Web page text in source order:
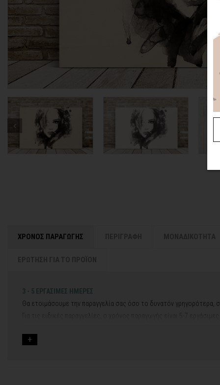
ΧΡΟΝΟΣ ΠΑΡΑΓΩΓΗΣ
3 - 5 ΕΡΓΑΣΙΜΕΣ ΗΜΕΡΕΣ
Θα ετοιμάσουμε την παραγγελία σας όσο το δυνατόν γρηγορότερα,
Για τις ειδικές παραγγελίες, ο χρόνος παραγωγής είναι 5-7
Για αυτές τις περιπτώσεις - φροντίστε την παραγγελία σας νωρίτερα!